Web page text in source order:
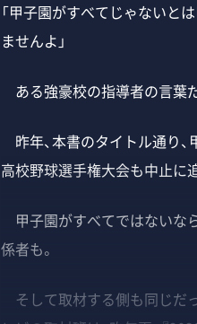
「甲子園がすべてじゃないと
ませんよ」
ある強豪校の指導者の言葉だ
昨年、本書のタイトル通り
高校野球選手権大会も中止に
甲子園がすべてではないな
係者も。
そして取材する側も同じだ